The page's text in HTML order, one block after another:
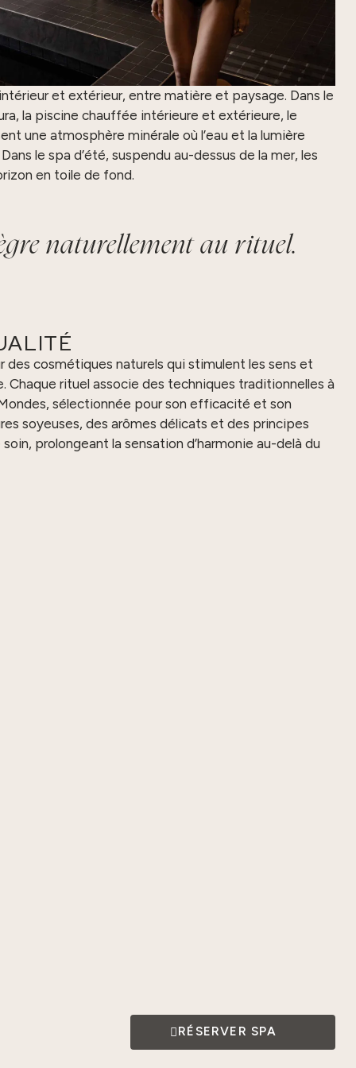
et extérieur, entre matière et paysage. Dans le
la piscine chauffée intérieure et extérieure, le
une atmosphère minérale où l’eau et la lumière
le spa d’été, suspendu au-dessus de la mer, les
en toile de fond.
naturellement au rituel.
des cosmétiques naturels qui stimulent les sens et
Chaque rituel associe des techniques traditionnelles à
sélectionnée pour son efficacité et son
soyeuses, des arômes délicats et des principes
prolongeant la sensation d’harmonie au-delà du
RÉSERVER SPA